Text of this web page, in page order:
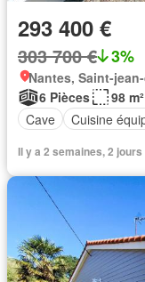
293 400 €
303 700 € 3%
Nantes, Saint-
6 Pièces
98 m²
Cave
Cuisine
Il y a 2 semaines, 2